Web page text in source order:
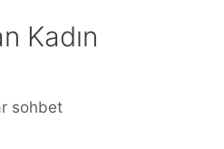
Kadın
sohbet